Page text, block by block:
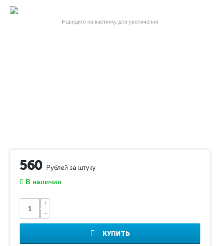
Наведите на картинку для увеличения
560 Рублей за штуку
В наличии
+
−
КУПИТЬ